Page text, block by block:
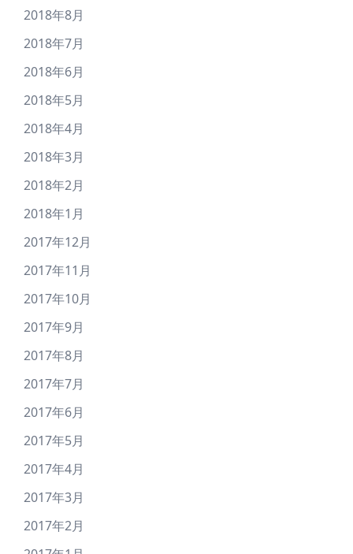
2018年8月
2018年7月
2018年6月
2018年5月
2018年4月
2018年3月
2018年2月
2018年1月
2017年12月
2017年11月
2017年10月
2017年9月
2017年8月
2017年7月
2017年6月
2017年5月
2017年4月
2017年3月
2017年2月